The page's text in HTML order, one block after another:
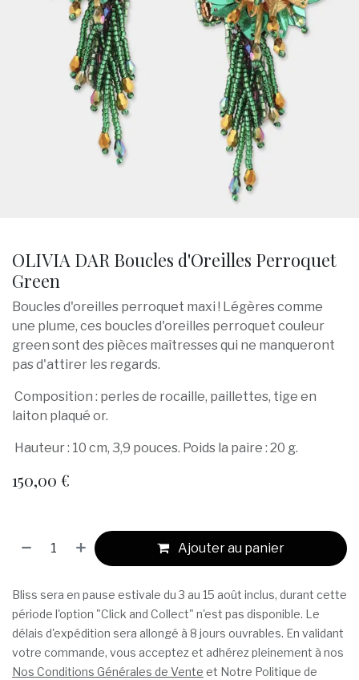
OLIVIA DAR Boucles d'Oreilles Perroquet
Green
Boucles d'oreilles perroquet maxi ! Légères comme
une plume, ces boucles d'oreilles perroquet couleur
green sont des pièces maîtresses qui ne manqueront
pas d'attirer les regards.
Composition : perles de rocaille, paillettes, tige en
laiton plaqué or.
Hauteur : 10 cm, 3,9 pouces. Poids la paire : 20 g.
150,00 €
Ajouter au panier
Bliss sera en pause estivale du 3 au 15 août inclus, durant cette
période l'option "Click and Collect" n'est pas disponible. Le
délais d'expédition sera allongé à 8 jours ouvrables. En validant
votre commande, vous acceptez et adhérez pleinement à nos
Nos Conditions Générales de Vente et Notre Politique de